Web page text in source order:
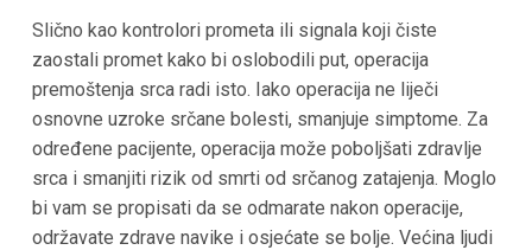
Slično kao kontrolori prometa ili signala koji čiste
zaostali promet kako bi oslobodili put, operacija
premoštenja srca radi isto. Iako operacija ne liječi
osnovne uzroke srčane bolesti, smanjuje simptome. Za
određene pacijente, operacija može poboljšati zdravlje
srca i smanjiti rizik od smrti od srčanog zatajenja. Moglo
bi vam se propisati da se odmarate nakon operacije,
održavate zdrave navike i osjećate se bolje. Većina ljudi